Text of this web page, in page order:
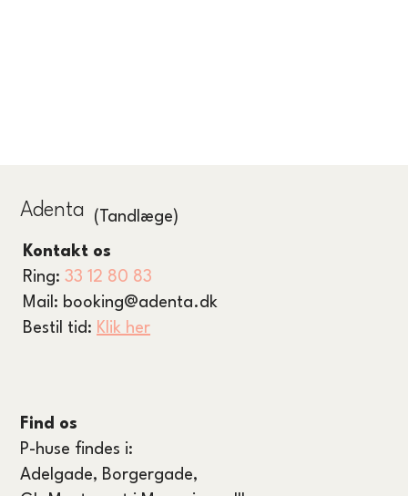
Adenta (Tandlæge)
Kontakt os
Ring:33 12 80 83
Mail: booking@adenta.dk
Bestil tid: Klik her
Find os
P-huse findes i:
Adelgade, Borgergade,